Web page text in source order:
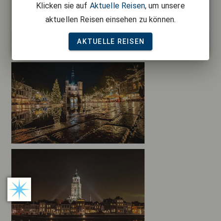
Deventer
gültigen GN Card bei Buchung!
Klicken sie auf Aktuelle Reisen, um unsere
aktuellen Reisen einsehen zu können.
AKTUELLE REISEN